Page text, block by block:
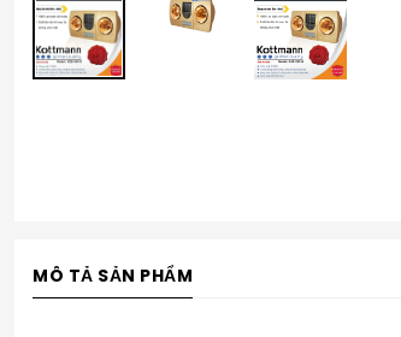
MÔ TẢ SẢN PHẨM